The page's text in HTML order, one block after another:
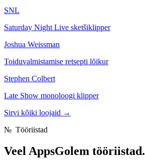
SNL
Saturday Night Live sketšiklipper
Joshua Weissman
Toiduvalmistamise retsepti lõikur
Stephen Colbert
Late Show monoloogi klipper
Sirvi kõiki loojaid →
№ Tööriistad
Veel AppsGolem tööriistad.